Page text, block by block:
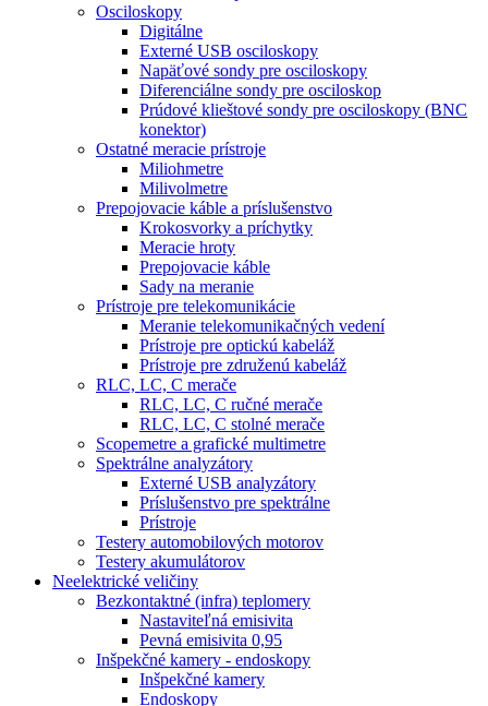
Osciloskopy
Digitálne
Externé USB osciloskopy
Napäťové sondy pre osciloskopy
Diferenciálne sondy pre osciloskop
Prúdové klieštové sondy pre osciloskopy (BNC
konektor)
Ostatné meracie prístroje
Miliohmetre
Milivolmetre
Prepojovacie káble a príslušenstvo
Krokosvorky a príchytky
Meracie hroty
Prepojovacie káble
Sady na meranie
Prístroje pre telekomunikácie
Meranie telekomunikačných vedení
Prístroje pre optickú kabeláž
Prístroje pre združenú kabeláž
RLC, LC, C merače
RLC, LC, C ručné merače
RLC, LC, C stolné merače
Scopemetre a grafické multimetre
Spektrálne analyzátory
Externé USB analyzátory
Príslušenstvo pre spektrálne
Prístroje
Testery automobilových motorov
Testery akumulátorov
Neelektrické veličiny
Bezkontaktné (infra) teplomery
Nastaviteľná emisivita
Pevná emisivita 0,95
Inšpekčné kamery - endoskopy
Inšpekčné kamery
Endoskopy